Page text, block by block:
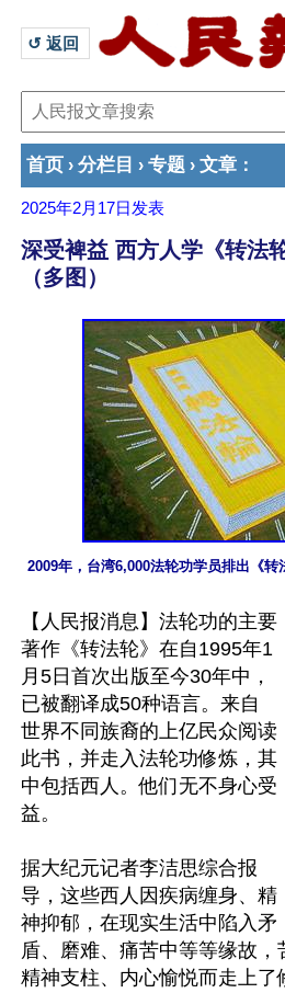
↺ 返回
首页 › 分栏目 › 专题 › 文章 ：
2025年2月17日 发表
深受裨益 西方人学《转法
（多图）
2009年，台湾6,000法轮功学员排出《转
【人民报消息】法轮功的主要
著作《转法轮》在自1995年1
月5日首次出版至今30年中，
已被翻译成50种语言。来自
世界不同族裔的上亿民众阅读
此书，并走入法轮功修炼，其
中包括西人。他们无不身心受
益。
据大纪元记者李洁思综合报
导，这些西人因疾病缠身、精
神抑郁，在现实生活中陷入矛
盾、磨难、痛苦中等等缘故，
精神支柱、内心愉悦而走上